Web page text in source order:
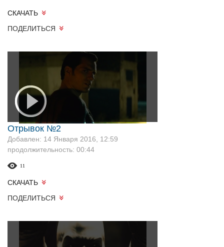
СКАЧАТЬ
ПОДЕЛИТЬСЯ
Отрывок №2
Добавлен: 14 Января 2016, 12:59
продолжительность: 00:44
11
СКАЧАТЬ
ПОДЕЛИТЬСЯ